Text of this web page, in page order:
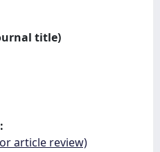
title)
article review)